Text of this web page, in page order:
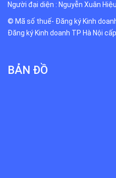
Người đại diện : Nguyễn Xuân Hiệu
© Mã số thuế- Đăng ký Kinh
Đăng ký Kinh doanh TP Hà Nội
BẢN ĐỒ